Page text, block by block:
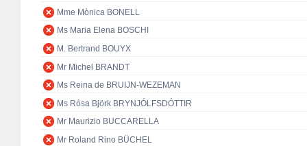
Mme Mònica BONELL
Ms Maria Elena BOSCHI
M. Bertrand BOUYX
Mr Michel BRANDT
Ms Reina de BRUIJN-WEZEMAN
Ms Rósa Björk BRYNJÓLFSDÓTTIR
Mr Maurizio BUCCARELLA
Mr Roland Rino BÜCHEL